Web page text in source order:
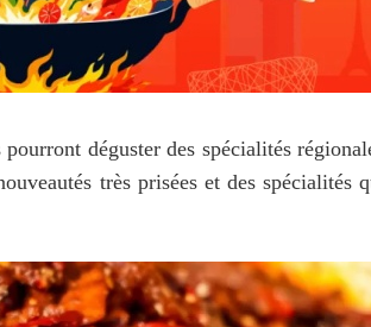
déguster des spécialités
très prisées et des